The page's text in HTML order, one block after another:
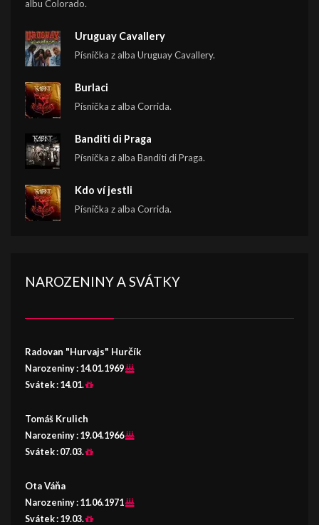
albu Colorado.
Uruguay Cavallery
Písnička z alba Uruguay Cavallery.
Burlaci
Písnička z alba Corrida.
Banditi di Praga
Písnička z alba Banditi di Praga.
Kdo ví jestli
Písnička z alba Corrida.
NAROZENINY A SVÁTKY
Radovan "Hurvajs" Hurčík
Narozeniny : 14.01.1969
Svátek : 14.01.
Tomáš Krulich
Narozeniny : 19.04.1966
Svátek : 07.03.
Ota Váňa
Narozeniny : 11.06.1971
Svátek : 19.03.